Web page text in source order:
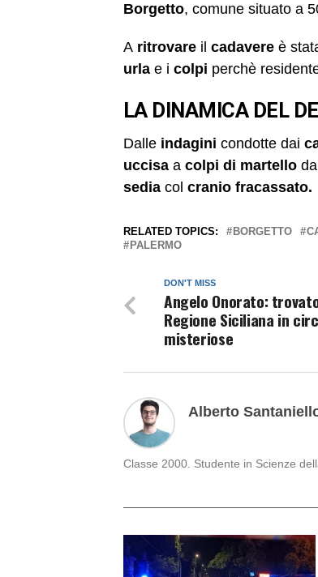
Borgetto, comune situato a
A ritrovare il cadavere è
urla e i colpi perchè
LA DINAMICA DEL
Dalle indagini condotte dai
uccisa a colpi di martello dal
sedia col cranio fracassato.
RELATED TOPICS: BORGETTO
PALERMO
DON'T MISS
Angelo Onorato:
Regione Siciliana in
misteriose
Alberto
Classe 2000. Studente in Scienze